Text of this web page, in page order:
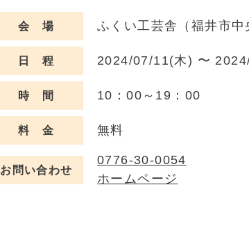
会 場 ふくい工芸舎（福井市
日 程 2024/07/11(木) 〜
時 間 10：00～19：00
料 金 無料
お問い合わせ
0776-30-0054
ホームページ